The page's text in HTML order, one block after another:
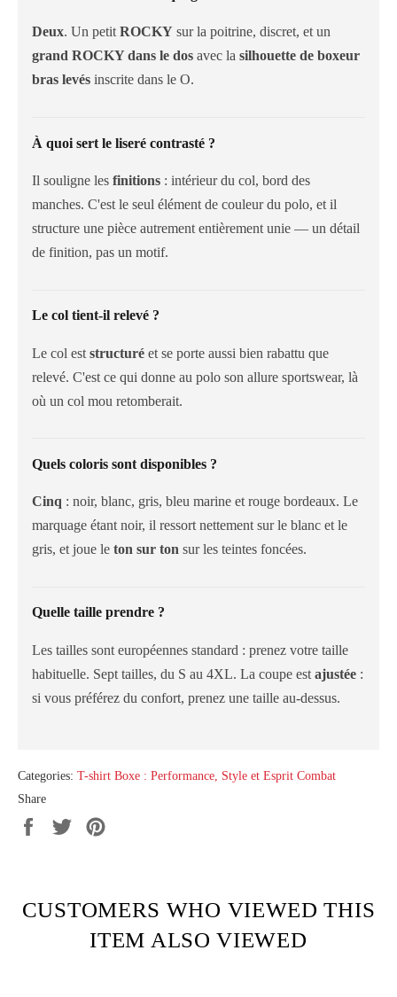
Deux. Un petitROCKY sur la poitrine, discret, et un
grand ROCKY dans le dos avec la silhouette de boxeur
bras levés inscrite dans le O.
À quoi sert le liseré contrasté ?
Il souligne les finitions : intérieur du col, bord des
manches. C'est le seul élément de couleur du polo, et il
structure une pièce autrement entièrement unie — un détail
de finition, pas un motif.
Le col tient-il relevé ?
Le col est structuré et se porte aussi bien rabattu que
relevé. C'est ce qui donne au polo son allure sportswear, là
où un col mou retomberait.
Quels coloris sont disponibles ?
Cinq : noir, blanc, gris, bleu marine et rouge bordeaux. Le
marquage étant noir, il ressort nettement sur le blanc et le
gris, et joue le ton sur ton sur les teintes foncées.
Quelle taille prendre ?
Les tailles sont européennes standard : prenez votre taille
habituelle. Sept tailles, du S au 4XL. La coupe est ajustée :
si vous préférez du confort, prenez une taille au-dessus.
Categories: T-shirt Boxe : Performance, Style et Esprit Combat
Share
Share
Tweet
CUSTOMERS WHO VIEWED THIS
ITEM ALSO VIEWED